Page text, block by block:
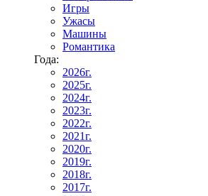
Игры
Ужасы
Машины
Романтика
Года:
2026г.
2025г.
2024г.
2023г.
2022г.
2021г.
2020г.
2019г.
2018г.
2017г.